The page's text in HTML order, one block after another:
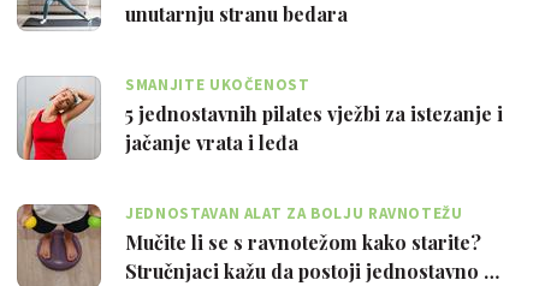
unutarnju stranu bedara
SMANJITE UKOČENOST
5 jednostavnih pilates vježbi za istezanje i
jačanje vrata i leđa
JEDNOSTAVAN ALAT ZA BOLJU RAVNOTEŽU
Mučite li se s ravnotežom kako starite?
Stručnjaci kažu da postoji jednostavno …